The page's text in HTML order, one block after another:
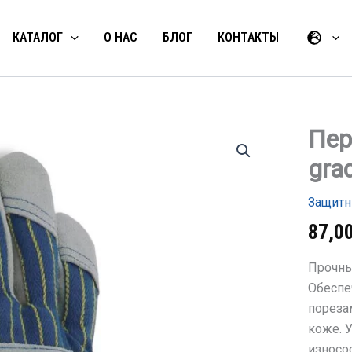
КАТАЛОГ О НАС БЛОГ КОНТАКТЫ
коже.
товара
top
grade
8300